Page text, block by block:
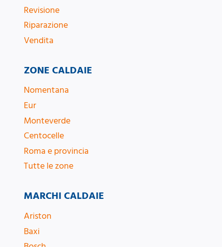
Revisione
Riparazione
Vendita
ZONE CALDAIE
Nomentana
Eur
Monteverde
Centocelle
Roma e provincia
Tutte le zone
MARCHI CALDAIE
Ariston
Baxi